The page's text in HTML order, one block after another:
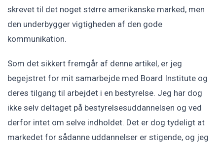
skrevet til det noget større amerikanske marked, men
den underbygger vigtigheden af den gode
kommunikation.
Som det sikkert fremgår af denne artikel, er jeg
begejstret for mit samarbejde med Board Institute og
deres tilgang til arbejdet i en bestyrelse. Jeg har dog
ikke selv deltaget på bestyrelsesuddannelsen og ved
derfor intet om selve indholdet. Det er dog tydeligt at
markedet for sådanne uddannelser er stigende, og jeg